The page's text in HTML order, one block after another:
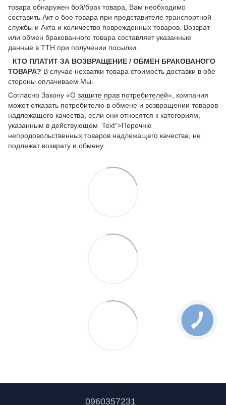
товара обнаружен бой/брак товара, Вам необходимо
составить Акт о бое товара при представителе транспортной
службы и Акта и количество поврежденных товаров. Возврат
или обмен бракованного товара составляет указанные
данные в ТТН при получении посылки.
- КТО ПЛАТИТ ЗА ВОЗВРАЩЕНИЕ / ОБМЕН БРАКОВАНОГО
ТОВАРА? В случае нехватки товара стоимость доставки в обе
стороны оплачиваем Мы.
Согласно Закону «О защите прав потребителей», компания
может отказать потребителю в обмене и возвращении товаров
надлежащего качества, если они относятся к категориям,
указанным в действующем Text">Перечню
непродовольственных товаров надлежащего качества, не
подлежат возврату и обмену.
0960357231